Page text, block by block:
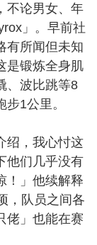
论男女、年
」。早前社
有所闻但未知
是锻炼全身肌
、波比跳等8
1公里。
，我心忖这
他们几乎没有
！」他续解释
，队员之间各
佬」也能在赛